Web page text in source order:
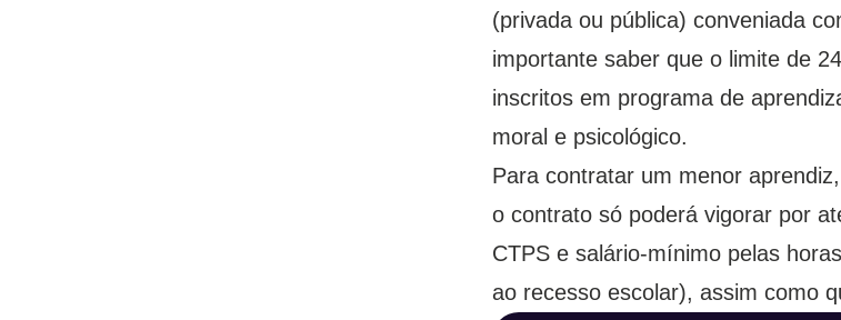
(privada ou pública) conveniada
importante saber que o limite de
inscritos em programa de
moral e psicológico.
Para contratar um menor
o contrato só poderá vigorar por
CTPS e salário-mínimo pelas
ao recesso escolar), assim como